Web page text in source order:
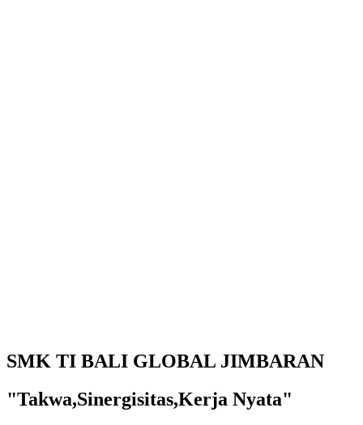
SMK TI BALI GLOBAL JIMBARAN
"Takwa,Sinergisitas,Kerja Nyata"